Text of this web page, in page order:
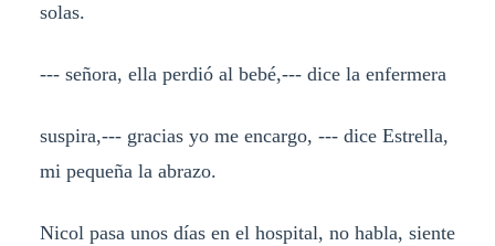
solas.
--- señora, ella perdió al bebé,--- dice la enfermera
suspira,--- gracias yo me encargo, --- dice Estrella,
mi pequeña la abrazo.
Nicol pasa unos días en el hospital, no habla, siente